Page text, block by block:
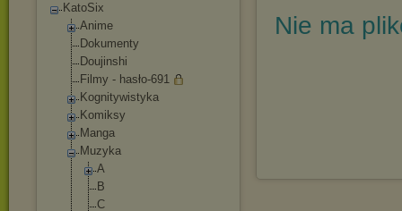
KatoSix
Anime
Dokumenty
Doujinshi
Filmy - hasło-691
Kognitywistyka
Komiksy
Manga
Muzyka
A
B
C
Nie ma